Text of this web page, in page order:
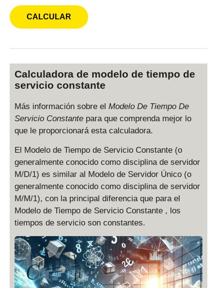
Calculadora de modelo de tiempo de
servicio constante
Más información sobre el Modelo De Tiempo De
Servicio Constante para que comprenda mejor lo
que le proporcionará esta calculadora.
El Modelo de Tiempo de Servicio Constante (o
generalmente conocido como disciplina de servidor
M/D/1) es similar al Modelo de Servidor Único (o
generalmente conocido como disciplina de servidor
M/M/1), con la principal diferencia que para el
Modelo de Tiempo de Servicio Constante , los
tiempos de servicio son constantes.